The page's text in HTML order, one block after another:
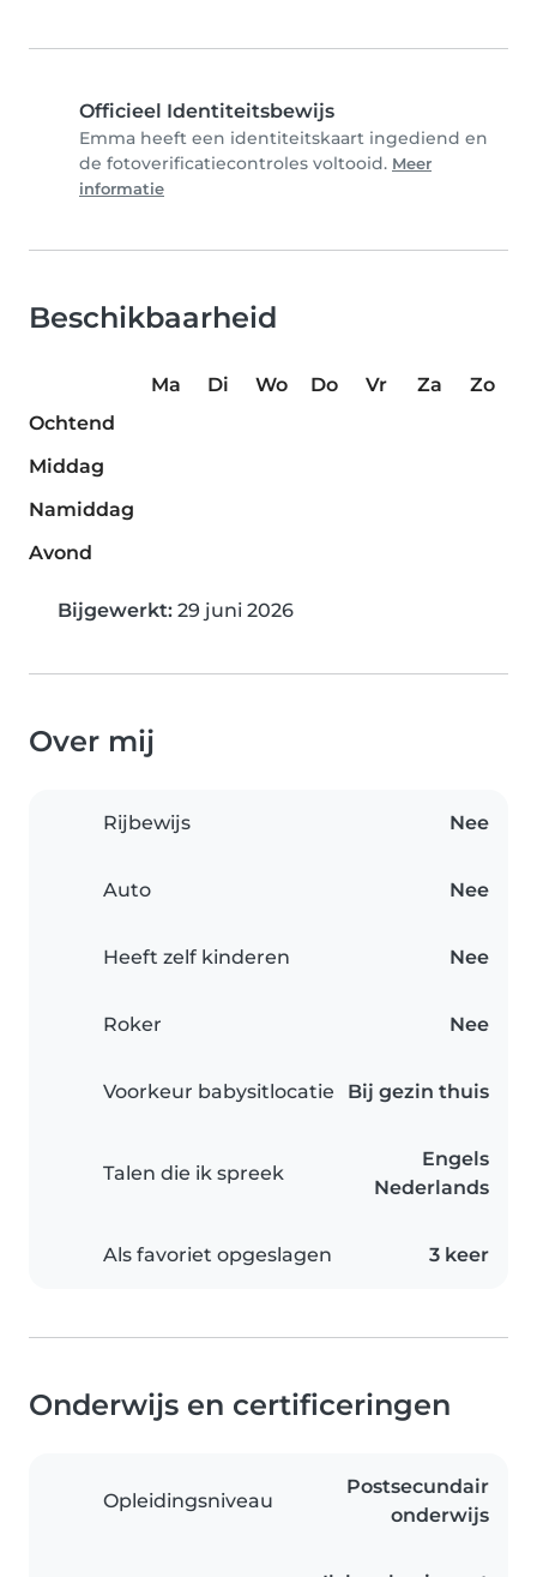
Officieel Identiteitsbewijs
Emma heeft een identiteitskaart ingediend en
de fotoverificatiecontroles voltooid. Meer
informatie
Beschikbaarheid
Ma Di Wo Do Vr Za
Zo
Ochtend
Middag
Namiddag
Avond
Bijgewerkt: 29 juni 2026
Over mij
Rijbewijs Nee
Auto Nee
Heeft zelf kinderen Nee
Roker Nee
Voorkeur babysitlocatie Bij gezin thuis
Talen die ik spreek
Engels
Nederlands
Als favoriet opgeslagen 3 keer
Onderwijs en certificeringen
Opleidingsniveau
Postsecundair
onderwijs